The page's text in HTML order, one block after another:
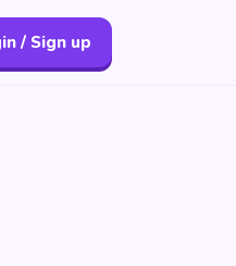
/ Sign up